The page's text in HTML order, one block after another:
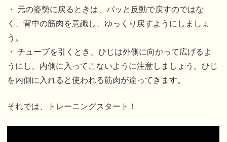
・ 元の姿勢に戻るときは、パッと反動で戻すのではな
く、背中の筋肉を意識し、ゆっくり戻すようにしましょ
う。
・ チューブを引くとき、ひじは外側に向かって広げるよ
うにし、内側に入ってこないように注意しましょう。ひじ
を内側に入れると使われる筋肉が違ってきます。
それでは、トレーニングスタート！